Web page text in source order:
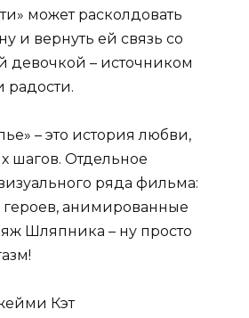
может расколдовать
и вернуть ей связь со
девочкой – источником
радости.
– это история любви,
шагов. Отдельное
ряда фильма:
анимированные
Шляпника – ну просто
Кэт